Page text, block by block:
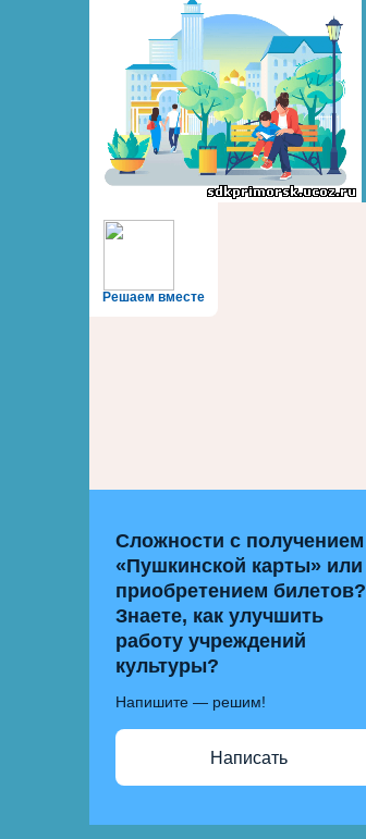
Решаем вместе
Сложности с получением
«Пушкинской карты» или
приобретением билетов?
Знаете, как улучшить
работу учреждений
культуры?
Напишите — решим!
Написать